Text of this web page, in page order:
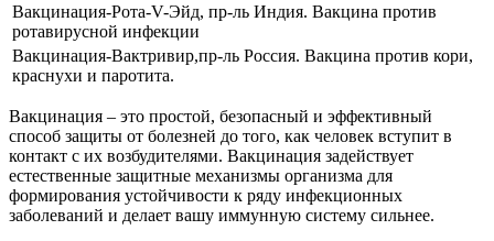
Вакцинация-Рота-V-Эйд, пр-ль Индия. Вакцина против
ротавирусной инфекции
Вакцинация-Вактривир,пр-ль Россия. Вакцина против кори,
краснухи и паротита.
Вакцинация – это простой, безопасный и эффективный
способ защиты от болезней до того, как человек вступит в
контакт с их возбудителями. Вакцинация задействует
естественные защитные механизмы организма для
формирования устойчивости к ряду инфекционных
заболеваний и делает вашу иммунную систему сильнее.